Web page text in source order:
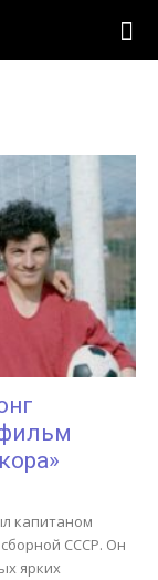
капитаном
СССР. Он
ярких